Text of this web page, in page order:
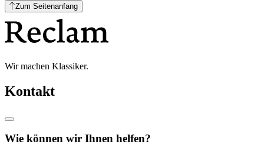
Zum Seitenanfang
Wir machen Klassiker.
Kontakt
Wie können wir Ihnen helfen?